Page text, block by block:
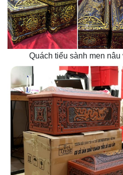
Quách tiểu sành men